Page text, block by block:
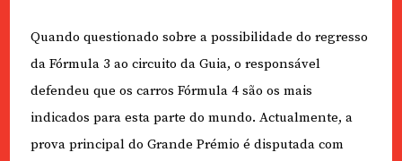
Quando questionado sobre a possibilidade do regresso
da Fórmula 3 ao circuito da Guia, o responsável
defendeu que os carros Fórmula 4 são os mais
indicados para esta parte do mundo. Actualmente, a
prova principal do Grande Prémio é disputada com